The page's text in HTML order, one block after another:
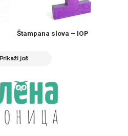
Štampana slova – IOP
Prikaži još